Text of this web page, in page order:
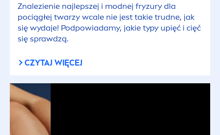
Znalezienie najlepszej i modnej fryzury dla
pociągłej twarzy wcale nie jest takie trudne, jak
się wydaje! Podpowiadamy, jakie typy upięć i cięć
się sprawdzą.
CZYTAJ WIĘCEJ